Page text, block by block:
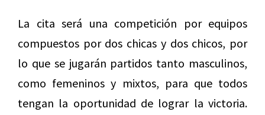
La cita será una competición por equipos
compuestos por dos chicas y dos chicos, por
lo que se jugarán partidos tanto masculinos,
como femeninos y mixtos, para que todos
tengan la oportunidad de lograr la victoria.